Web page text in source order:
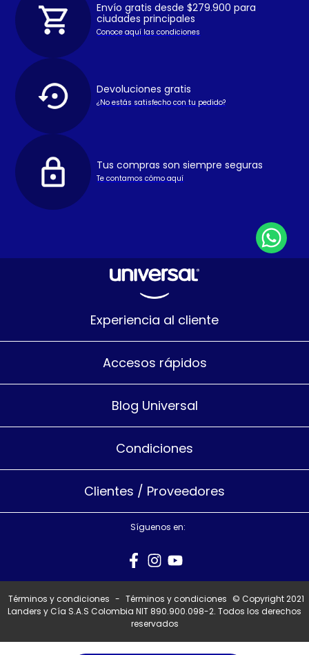
Envío gratis desde $279.900 para
ciudades principales
Conoce aquí las condiciones
Devoluciones gratis
¿No estás satisfecho con tu pedido?
Tus compras son siempre seguras
Te contamos cómo aquí
Experiencia al cliente
Accesos rápidos
Blog Universal
Condiciones
Clientes / Proveedores
Síguenos en:
Términos y condiciones - Términos y condiciones © Copyright 2021
Landers y Cía S.A.S Colombia NIT 890.900.098-2. Todos los derechos
reservados